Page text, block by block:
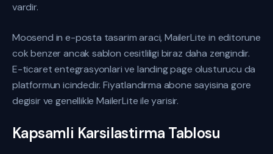
vardir.
Moosend in e-posta tasarim araci, MailerLite in editorune
cok benzer ancak sablon cesitliligi biraz daha zengindir.
E-ticaret entegrasyonlari ve landing page olusturucu da
platformun icindedir. Fiyatlandirma abone sayisina gore
degisir ve genellikle MailerLite ile yarisir.
Kapsamli Karsilastirma Tablosu